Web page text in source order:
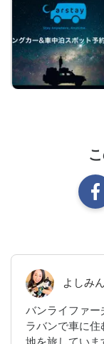
よしみん
バンライファー
ラバンで車に